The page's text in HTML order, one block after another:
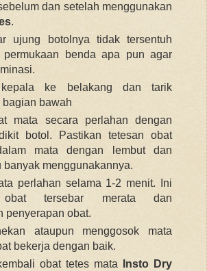
dan setelah menggunakan
.
ujung botolnya tidak tersentuh
permukaan benda apa pun agar
kepala ke belakang dan tarik
bagian bawah
mata secara perlahan dengan
botol. Pastikan tetesan obat
mata dengan lembut dan
banyak menggunakannya.
perlahan selama 1-2 menit. Ini
obat tersebar merata dan
penyerapan obat.
ataupun menggosok mata
bekerja dengan baik.
obat tetes mata
Insto Dry